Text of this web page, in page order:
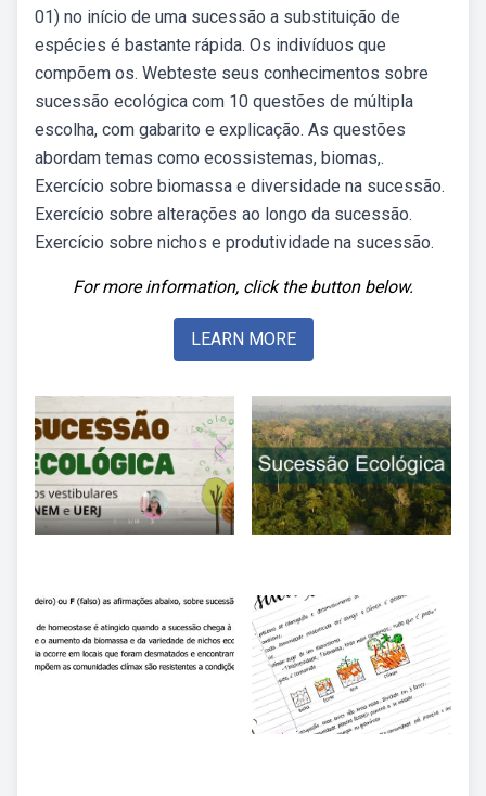
01) no início de uma sucessão a substituição de
espécies é bastante rápida. Os indivíduos que
compõem os. Webteste seus conhecimentos sobre
sucessão ecológica com 10 questões de múltipla
escolha, com gabarito e explicação. As questões
abordam temas como ecossistemas, biomas,.
Exercício sobre biomassa e diversidade na sucessão.
Exercício sobre alterações ao longo da sucessão.
Exercício sobre nichos e produtividade na sucessão.
For more information, click the button below.
LEARN MORE